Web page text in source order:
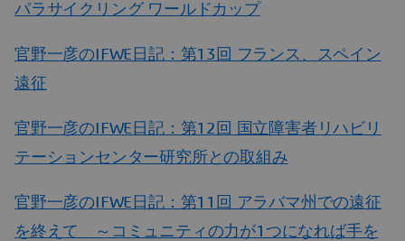
パラサイクリング ワールドカップ
官野一彦のIFWE日記：第13回 フランス、スペイン
遠征
官野一彦のIFWE日記：第12回 国立障害者リハビリ
テーションセンター研究所との取組み
官野一彦のIFWE日記：第11回 アラバマ州での遠征
を終えて ～コミュニティの力が1つになれば手を